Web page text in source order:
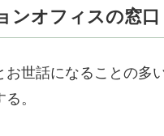
ンオフィスの窓口
お世話になることの多
。